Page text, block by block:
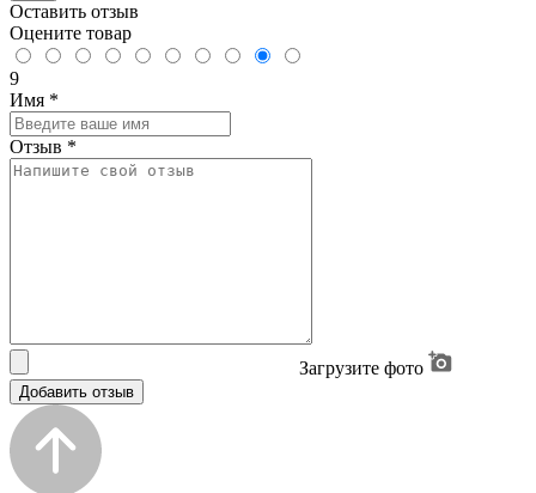
Оставить отзыв
Оцените товар
9
Имя *
Отзыв *
Загрузите фото
Добавить отзыв